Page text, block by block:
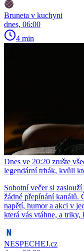
Bruneta v kuchyni
dnes, 06:00
4 min
Dnes ve 20:20 zrušte
legendární trhák, kvůli
Sobotní večer si
žádné přepínání kanálů.
napětí, humor a akci v
která vás vtáhne, a triky,
NESPECHEJ.cz